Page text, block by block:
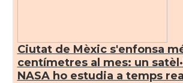
Ciutat de Mèxic s'enfonsa
centímetres al mes: un
NASA ho estudia a temps real